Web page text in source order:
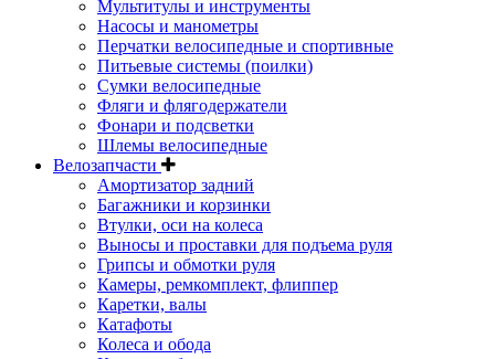
Мультитулы и инструменты
Насосы и манометры
Перчатки велосипедные и спортивные
Питьевые системы (поилки)
Сумки велосипедные
Фляги и флягодержатели
Фонари и подсветки
Шлемы велосипедные
Велозапчасти
Амортизатор задний
Багажники и корзинки
Втулки, оси на колеса
Выносы и проставки для подъема руля
Грипсы и обмотки руля
Камеры, ремкомплект, флиппер
Каретки, валы
Катафоты
Колеса и обода